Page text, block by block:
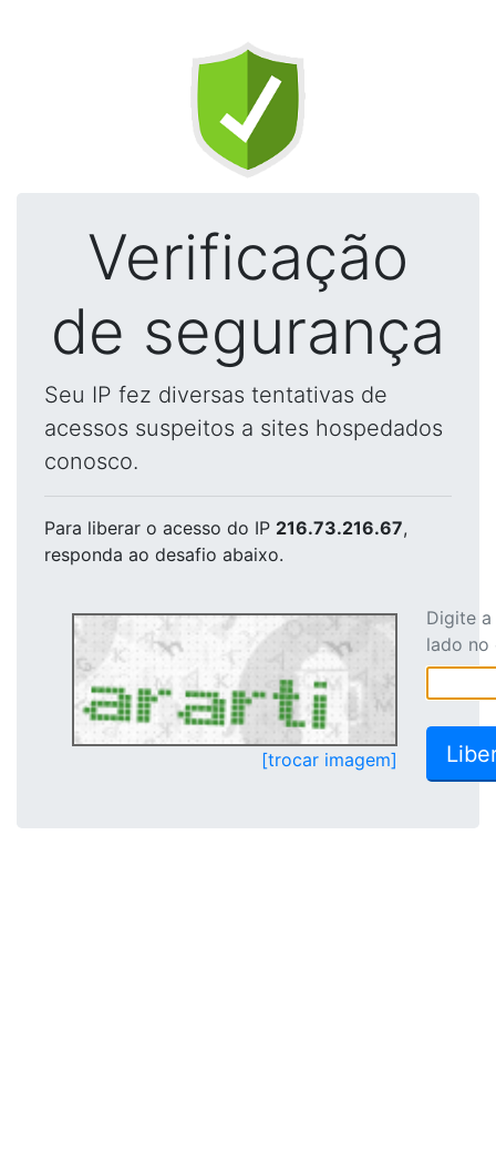
Verificação
de segurança
Seu IP fez diversas tentativas de
acessos suspeitos a sites hospedados
conosco.
Para liberar o acesso do IP 216.73.216.67,
responda ao desafio abaixo.
[trocar imagem]
Digite
lado no